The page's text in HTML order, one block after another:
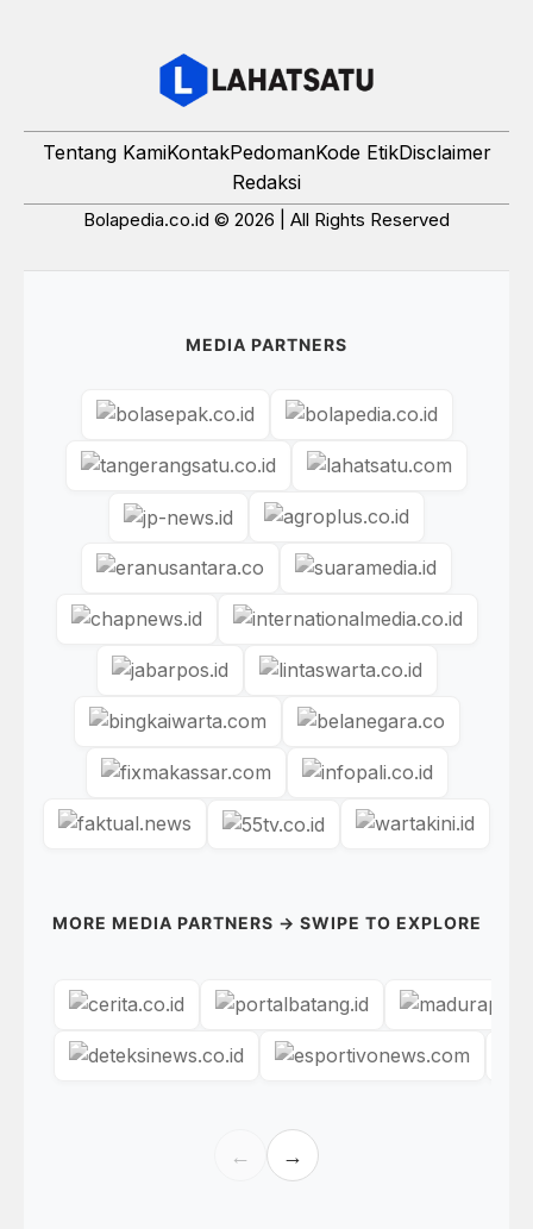
Tentang KamiKontakPedomanKode EtikDisclaimer
Redaksi
Bolapedia.co.id © 2026 | All Rights Reserved
MEDIA PARTNERS
MORE MEDIA PARTNERS → SWIPE TO EXPLORE
← →